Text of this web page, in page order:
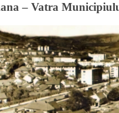
– Vatra